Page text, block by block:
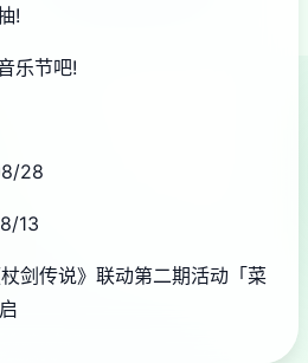
!
乐节吧!
28
13
剑传说》联动第二期活动「菜